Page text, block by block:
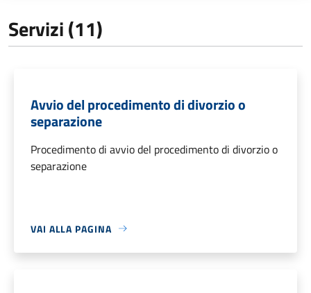
Servizi (11)
Avvio del procedimento di divorzio o
separazione
Procedimento di avvio del procedimento di divorzio o
separazione
VAI ALLA PAGINA